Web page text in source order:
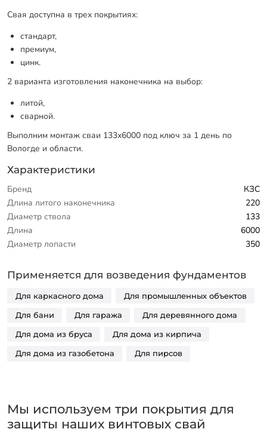
Свая доступна в трех покрытиях:
стандарт,
премиум,
цинк.
2 варианта изготовления наконечника на выбор:
литой,
сварной.
Выполним монтаж сваи 133х6000 под ключ за 1 день по
Вологде и области.
Характеристики
Бренд
КЗС
Длина литого наконечника
220
Диаметр ствола
133
Длина
6000
Диаметр лопасти
350
Применяется для возведения фундаментов
Для каркасного дома Для промышленных объектов
Для бани Для гаража Для деревянного дома
Для дома из бруса Для дома из кирпича
Для дома из газобетона Для пирсов
Мы используем три покрытия для
защиты наших винтовых свай